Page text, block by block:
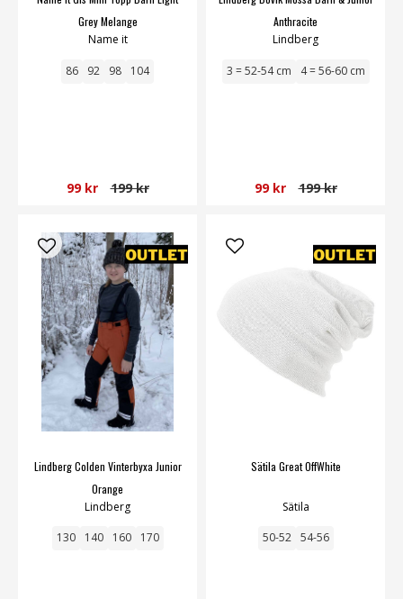
Grey Melange
Name it
86 92 98 104
99 kr 199 kr
Anthracite
Lindberg
3 = 52-54 cm 4 = 56-60 cm
99 kr 199 kr
Lindberg Colden Vinterbyxa Junior
Orange
Lindberg
130 140 160 170
Sätila Great OffWhite
Sätila
50-52 54-56